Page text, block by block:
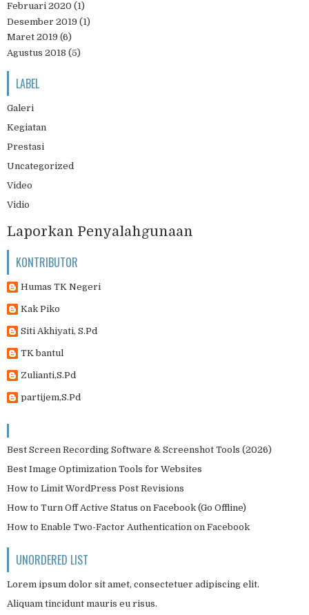
Februari 2020 (1)
Desember 2019 (1)
Maret 2019 (6)
Agustus 2018 (5)
LABEL
Galeri
Kegiatan
Prestasi
Uncategorized
Video
Vidio
Laporkan Penyalahgunaan
KONTRIBUTOR
Humas TK Negeri
Kak Piko
Siti Akhiyati, S.Pd
TK bantul
Zulianti,S.Pd
partijem,S.Pd
Best Screen Recording Software & Screenshot Tools (2026)
Best Image Optimization Tools for Websites
How to Limit WordPress Post Revisions
How to Turn Off Active Status on Facebook (Go Offline)
How to Enable Two-Factor Authentication on Facebook
UNORDERED LIST
Lorem ipsum dolor sit amet, consectetuer adipiscing elit.
Aliquam tincidunt mauris eu risus.